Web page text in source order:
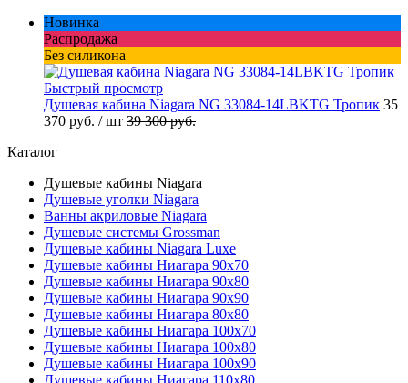
Новинка
Распродажа
Без силикона
Быстрый просмотр
Душевая кабина Niagara NG 33084-14LBKTG Тропик 35
370 руб. / шт 39 300 руб.
Каталог
Душевые кабины Niagara
Душевые уголки Niagara
Ванны акриловые Niagara
Душевые системы Grossman
Душевые кабины Niagara Luxe
Душевые кабины Ниагара 90x70
Душевые кабины Ниагара 90x80
Душевые кабины Ниагара 90x90
Душевые кабины Ниагара 80x80
Душевые кабины Ниагара 100x70
Душевые кабины Ниагара 100x80
Душевые кабины Ниагара 100x90
Душевые кабины Ниагара 110x80